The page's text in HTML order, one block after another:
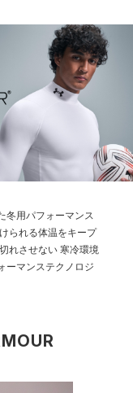
冬用パフォーマンス
られる体温をキープ
れさせない 寒冷環境
ーマンステクノロジ